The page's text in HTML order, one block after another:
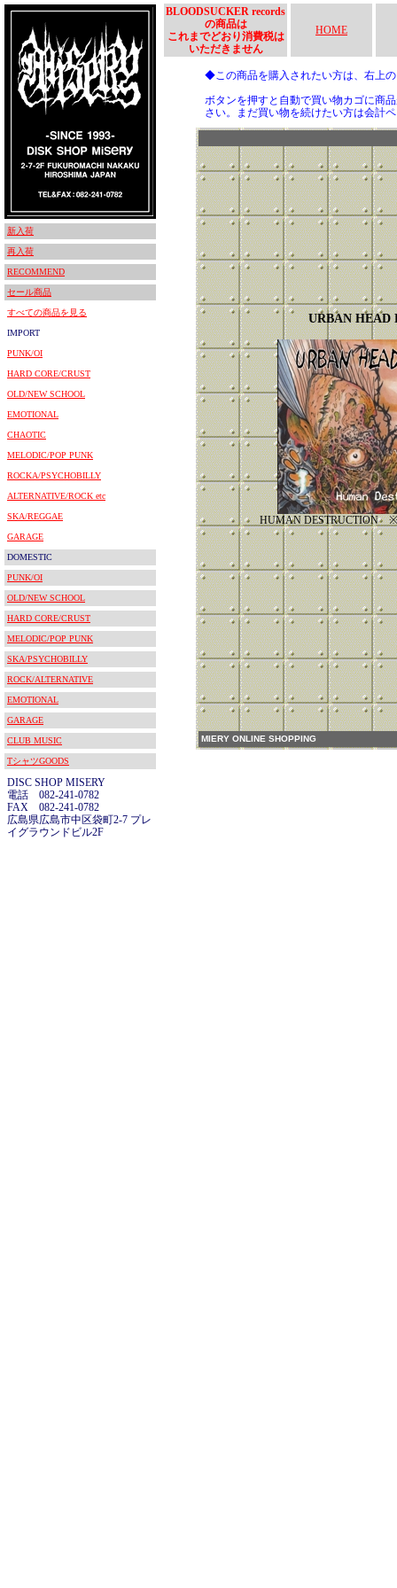
新入荷
再入荷
RECOMMEND
セール商品
すべての商品を見る
IMPORT
PUNK/OI
HARD CORE/CRUST
OLD/NEW SCHOOL
EMOTIONAL
CHAOTIC
MELODIC/POP PUNK
ROCKA/PSYCHOBILLY
ALTERNATIVE/ROCK etc
SKA/REGGAE
GARAGE
DOMESTIC
PUNK/OI
OLD/NEW SCHOOL
HARD CORE/CRUST
MELODIC/POP PUNK
SKA/PSYCHOBILLY
ROCK/ALTERNATIVE
EMOTIONAL
GARAGE
CLUB MUSIC
TシャツGOODS
DISC SHOP MISERY
電話 082-241-0782
FAX 082-241-0782
広島県広島市中区袋町2-7 プレ
イグラウンドビル2F
BLOODSUCKER records
の商品は
これまでどおり消費税は
いただきません
HOME
◆この商品を購入されたい方は、右上
ボタンを押すと自動で買い物カゴに商
さい。まだ買い物を続けたい方は会計
URBAN HEAD
HUMAN DESTRUCTION
MIERY ONLINE SHOPPING